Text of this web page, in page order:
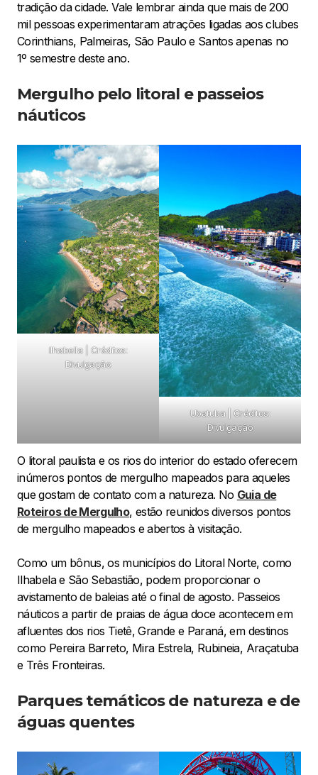
tradição da cidade. Vale lembrar ainda que mais de 200
mil pessoas experimentaram atrações ligadas aos clubes
Corinthians, Palmeiras, São Paulo e Santos apenas no
1º semestre deste ano.
Mergulho pelo litoral e passeios
náuticos
Ilhabella | Créditos:
Divulgação
Ubatuba | Créditos:
Divulgação
O litoral paulista e os rios do interior do estado oferecem
inúmeros pontos de mergulho mapeados para aqueles
que gostam de contato com a natureza. No Guia de
Roteiros de Mergulho, estão reunidos diversos pontos
de mergulho mapeados e abertos à visitação.
Como um bônus, os municípios do Litoral Norte, como
Ilhabela e São Sebastião, podem proporcionar o
avistamento de baleias até o final de agosto. Passeios
náuticos a partir de praias de água doce acontecem em
afluentes dos rios Tietê, Grande e Paraná, em destinos
como Pereira Barreto, Mira Estrela, Rubineia, Araçatuba
e Três Fronteiras.
Parques temáticos de natureza e de
águas quentes